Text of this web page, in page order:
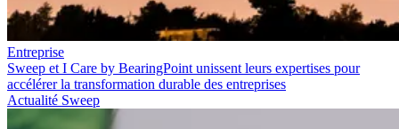
Entreprise
Sweep et I Care by BearingPoint unissent leurs expertises pour
accélérer la transformation durable des entreprises
Actualité Sweep